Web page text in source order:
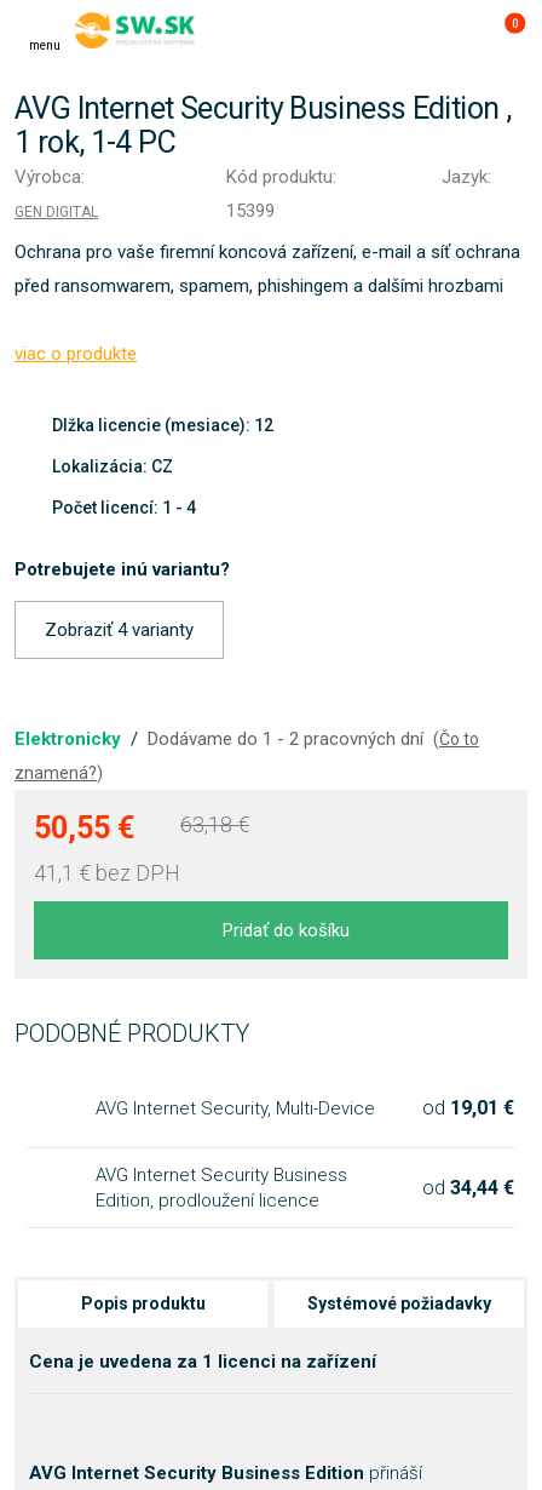
menu
0
AVG Internet Security Business Edition ,
1 rok, 1-4 PC
Výrobca:
GEN DIGITAL
Kód produktu:
15399
Jazyk:
Ochrana pro vaše firemní koncová zařízení, e-mail a síť ochrana
před ransomwarem, spamem, phishingem a dalšími hrozbami
viac o produkte
Dlžka licencie (mesiace): 12
Lokalizácia: CZ
Počet licencí: 1 - 4
Potrebujete inú variantu?
Zobraziť 4 varianty
Elektronicky / Dodávame do 1 - 2 pracovných dní (Čo to
znamená?)
50,55 €
41,1 € bez DPH
63,18 €
Pridať do košíku
PODOBNÉ PRODUKTY
AVG Internet Security, Multi-Device od 19,01 €
AVG Internet Security Business
Edition, prodloužení licence
od 34,44 €
Popis produktu Systémové požiadavky
Cena je uvedena za 1 licenci na zařízení
AVG Internet Security Business Edition přináší